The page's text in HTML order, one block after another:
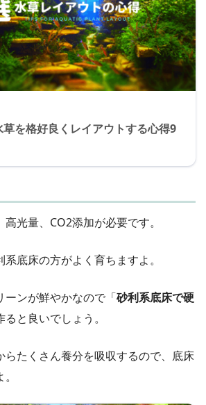
草を格好良くレイアウトする心得9
光量、CO2添加が必要です。
底床の方がよく育ちますよ。
ーンが鮮やかなので「砂利系底床で硬
ると良いでしょう。
らたくさん養分を吸収するので、底床